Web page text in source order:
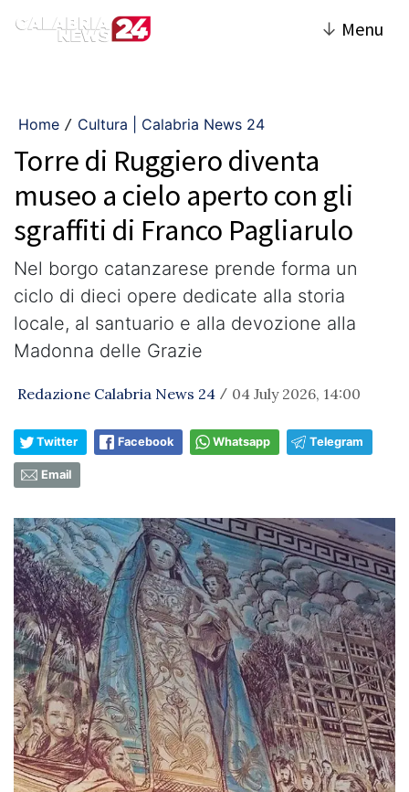
↓ Menu
Home / Cultura | Calabria News 24
Torre di Ruggiero diventa
museo a cielo aperto con gli
sgraffiti di Franco Pagliarulo
Nel borgo catanzarese prende forma un
ciclo di dieci opere dedicate alla storia
locale, al santuario e alla devozione alla
Madonna delle Grazie
Redazione Calabria News 24 / 04 July 2026, 14:00
Twitter Facebook Whatsapp Telegram
Email